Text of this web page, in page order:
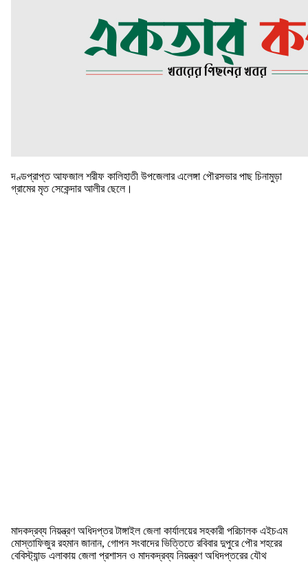
দণ্ডপ্রাপ্ত আফজাল শরীফ কালিহাতী উপজেলার এলেঙ্গা পৌরসভার পাছ চিনামুড়া
গ্রামের মৃত সেকেন্দার আলীর ছেলে।
মাদকদ্রব্য নিয়ন্ত্রণ অধিদপ্তর টাঙ্গাইল জেলা কার্যালয়ের সহকারী পরিচালক এইচএম
মোস্তাফিজুর রহমান জানান, গোপন সংবাদের ভিত্তিতে রবিবার দুপুরে পৌর শহরের
বেবিস্ট্যান্ড এলাকায় জেলা প্রশাসন ও মাদকদ্রব্য নিয়ন্ত্রণ অধিদপ্তরের যৌথ